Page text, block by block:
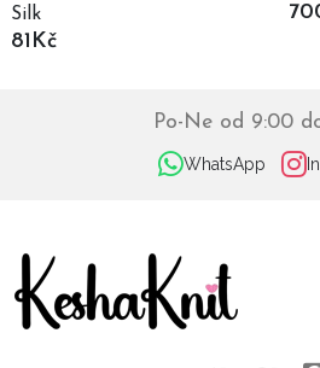
Silk
81Kč
Po-Ne od 9:00
WhatsApp